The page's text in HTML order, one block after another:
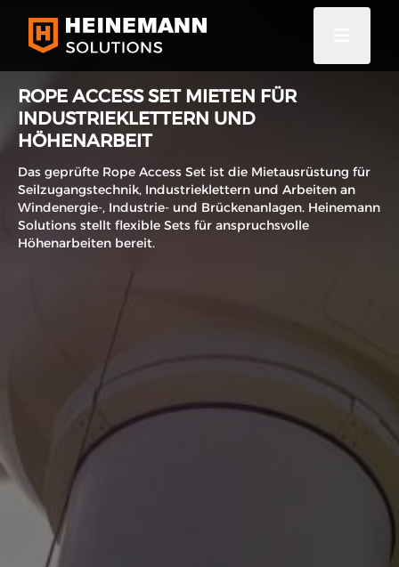
ROPE ACCESS SET MIETEN FÜR
INDUSTRIEKLETTERN UND
HÖHENARBEIT
Das geprüfte Rope Access Set ist die Mietausrüstung für
Seilzugangstechnik, Industrieklettern und Arbeiten an
Windenergie-, Industrie- und Brückenanlagen. Heinemann
Solutions stellt flexible Sets für anspruchsvolle
Höhenarbeiten bereit.